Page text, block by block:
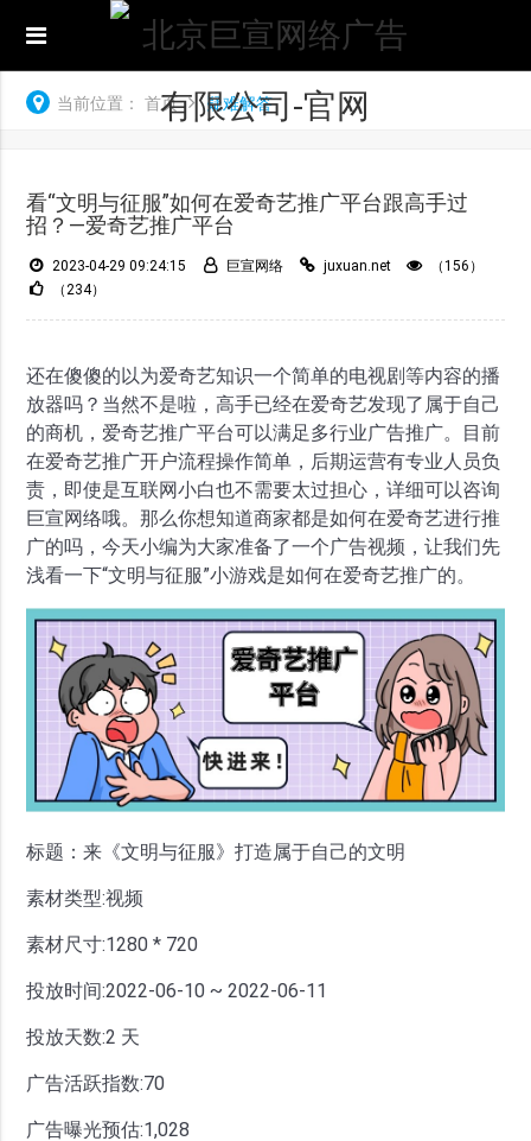
当前位置： 首页 疑难解答
看“文明与征服”如何在爱奇艺推广平台跟高手过
招？—爱奇艺推广平台
2023-04-29 09:24:15 巨宣网络 juxuan.net
（156）
（234）
还在傻傻的以为爱奇艺知识一个简单的电视剧等内容的播
放器吗？当然不是啦，高手已经在爱奇艺发现了属于自己
的商机，爱奇艺推广平台可以满足多行业广告推广。目前
在爱奇艺推广开户流程操作简单，后期运营有专业人员负
责，即使是互联网小白也不需要太过担心，详细可以咨询
巨宣网络哦。那么你想知道商家都是如何在爱奇艺进行推
广的吗，今天小编为大家准备了一个广告视频，让我们先
浅看一下“文明与征服”小游戏是如何在爱奇艺推广的。
标题：来《文明与征服》打造属于自己的文明
素材类型:视频
素材尺寸:1280 * 720
投放时间:2022-06-10 ~ 2022-06-11
投放天数:2 天
广告活跃指数:70
广告曝光预估:1,028